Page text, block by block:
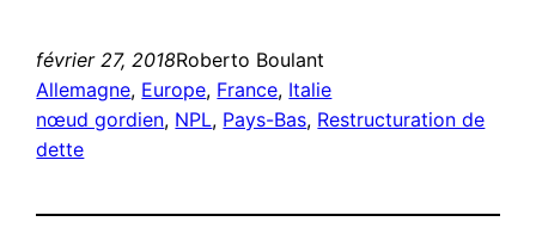
février 27, 2018Roberto Boulant
Allemagne, Europe, France, Italie
nœud gordien, NPL, Pays-Bas, Restructuration de
dette